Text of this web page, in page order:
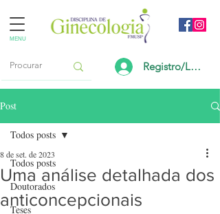
Registro/Login
MENU
Post
Todos posts
Doutorados
Teses
Todos posts
Uma análise detalhada dos
anticoncepcionais
8 de set. de 2023